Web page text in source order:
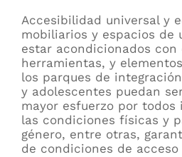
Accesibilidad universal y
mobiliarios y espacios de
estar acondicionados con
herramientas, y
los parques de
y adolescentes puedan
mayor esfuerzo por todos
las condiciones físicas y
género, entre otras,
de condiciones de